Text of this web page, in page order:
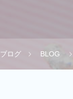
ブログ BLOG